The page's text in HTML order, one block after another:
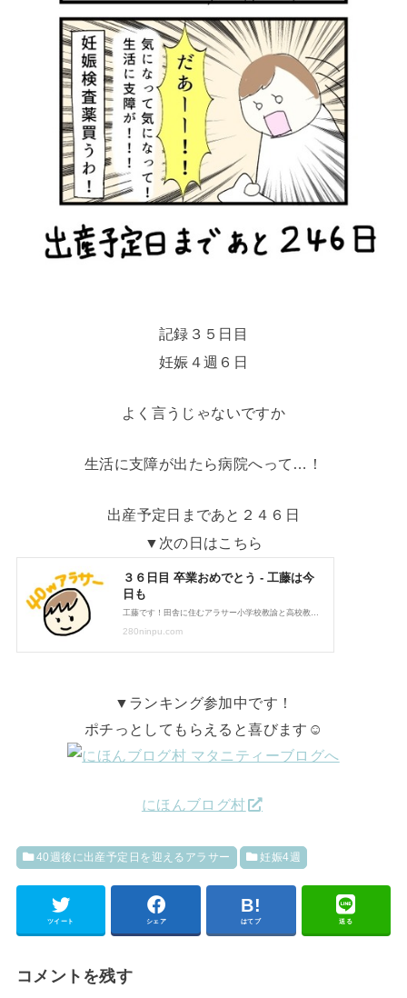
記録３５日目
妊娠４週６日
よく言うじゃないですか
生活に支障が出たら病院へって…！
出産予定日まであと２４６日
▼次の日はこちら
▼ランキング参加中です！
ポチっとしてもらえると喜びます☺
にほんブログ村
40週後に出産予定日を迎えるアラサー 妊娠4週
ツイート シェア はてブ 送る
コメントを残す